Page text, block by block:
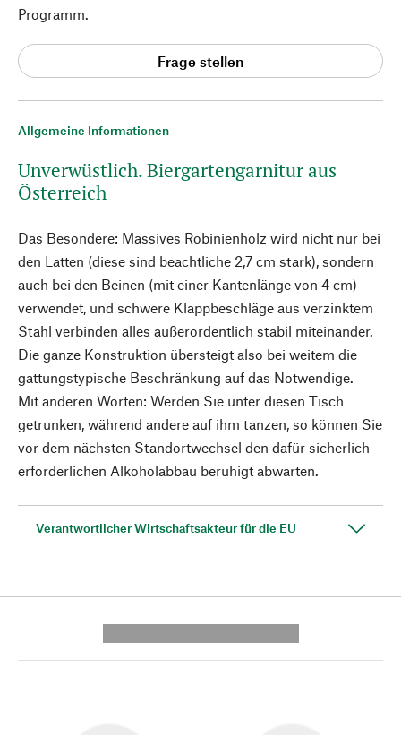
Allgemeine Informationen
Unverwüstlich. Biergartengarnitur aus
Österreich
Das Besondere: Massives Robinienholz wird nicht nur bei
den Latten (diese sind beachtliche 2,7 cm stark), sondern
auch bei den Beinen (mit einer Kantenlänge von 4 cm)
verwendet, und schwere Klappbeschläge aus verzinktem
Stahl verbinden alles außerordentlich stabil miteinander.
Die ganze Konstruktion übersteigt also bei weitem die
gattungstypische Beschränkung auf das Notwendige.
Mit anderen Worten: Werden Sie unter diesen Tisch
getrunken, während andere auf ihm tanzen, so können Sie
vor dem nächsten Standortwechsel den dafür sicherlich
erforderlichen Alkoholabbau beruhigt abwarten.
Verantwortlicher Wirtschaftsakteur für die EU
Programm.
Frage stellen